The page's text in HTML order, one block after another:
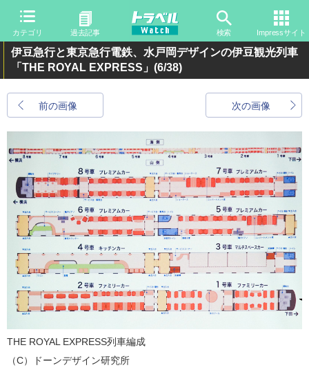
カテゴリ 過去記事 検索 Impressサイト
伊豆急行と東京急行電鉄、水戸岡デザインの伊豆観光列車
「THE ROYAL EXPRESS」 (6/38)
前の画像 次の画像
THE ROYAL EXPRESS列車編成
（C）ドーンデザイン研究所